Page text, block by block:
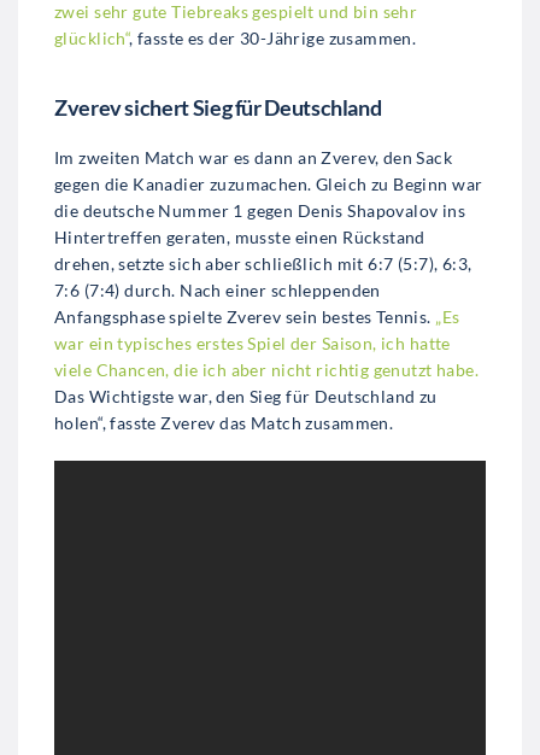
zwei sehr gute Tiebreaks gespielt und bin sehr
glücklich“, fasste es der 30-Jährige zusammen.
Zverev sichert Sieg für Deutschland
Im zweiten Match war es dann an Zverev, den Sack
gegen die Kanadier zuzumachen. Gleich zu Beginn war
die deutsche Nummer 1 gegen Denis Shapovalov ins
Hintertreffen geraten, musste einen Rückstand
drehen, setzte sich aber schließlich mit 6:7 (5:7), 6:3,
7:6 (7:4) durch. Nach einer schleppenden
Anfangsphase spielte Zverev sein bestes Tennis. „Es
war ein typisches erstes Spiel der Saison, ich hatte
viele Chancen, die ich aber nicht richtig genutzt habe.
Das Wichtigste war, den Sieg für Deutschland zu
holen“, fasste Zverev das Match zusammen.